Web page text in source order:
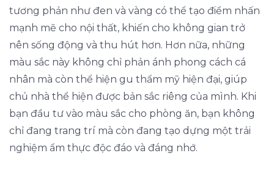
tương phản như đen và vàng có thể tạo điểm nhấn
mạnh mẽ cho nội thất, khiến cho không gian trở
nên sống động và thu hút hơn. Hơn nữa, những
màu sắc này không chỉ phản ánh phong cách cá
nhân mà còn thể hiện gu thẩm mỹ hiện đại, giúp
chủ nhà thể hiện được bản sắc riêng của mình. Khi
bạn đầu tư vào màu sắc cho phòng ăn, bạn không
chỉ đang trang trí mà còn đang tạo dựng một trải
nghiệm ẩm thực độc đáo và đáng nhớ.